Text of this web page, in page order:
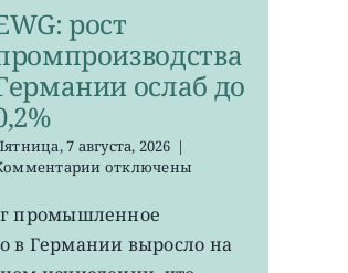
рост
ослаб до
7 августа, 2026 |
к
EWG:
рост
промпроизводства
отключены
промышленное
в Германии выросло на